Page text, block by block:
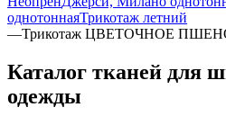
однотоннаяТрикотаж летний
—Трикотаж ЦВЕТОЧНОЕ
Каталог тканей для
одежды